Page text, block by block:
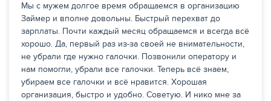
Мы с мужем долгое время обращаемся в организацию
Займер и вполне довольны. Быстрый перехват до
зарплаты. Почти каждый месяц обращаемся и всегда всё
хорошо. Да, первый раз из-за своей не внимательности,
не убрали где нужно галочки. Позвонили оператору и
нам помогли, убрали все галочки. Теперь всё знаем,
убираем все галочки и всё нравится. Хорошая
организация, быстро и удобно. Советую. И нико мне за